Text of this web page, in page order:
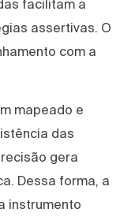
facilitam a
assertivas. O
com a
mapeado e
das
gera
Dessa forma, a
instrumento